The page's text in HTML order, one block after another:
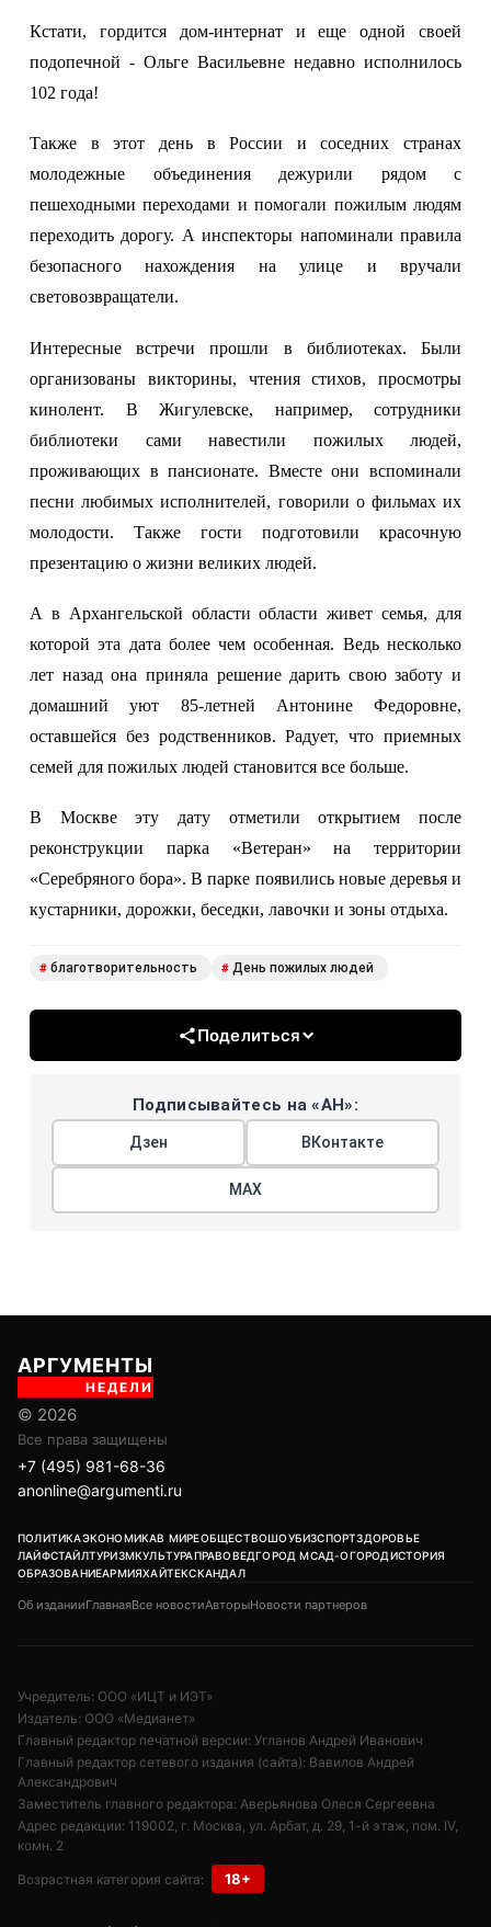
Кстати, гордится дом-интернат и еще одной своей
подопечной - Ольге Васильевне недавно исполнилось
102 года!
Также в этот день в России и соседних странах
молодежные объединения дежурили рядом с
пешеходными переходами и помогали пожилым людям
переходить дорогу. А инспекторы напоминали правила
безопасного нахождения на улице и вручали
световозвращатели.
Интересные встречи прошли в библиотеках. Были
организованы викторины, чтения стихов, просмотры
кинолент. В Жигулевске, например, сотрудники
библиотеки сами навестили пожилых людей,
проживающих в пансионате. Вместе они вспоминали
песни любимых исполнителей, говорили о фильмах их
молодости. Также гости подготовили красочную
презентацию о жизни великих людей.
А в Архангельской области области живет семья, для
которой эта дата более чем особенная. Ведь несколько
лет назад она приняла решение дарить свою заботу и
домашний уют 85-летней Антонине Федоровне,
оставшейся без родственников. Радует, что приемных
семей для пожилых людей становится все больше.
В Москве эту дату отметили открытием после
реконструкции парка «Ветеран» на территории
«Серебряного бора». В парке появились новые деревья и
кустарники, дорожки, беседки, лавочки и зоны отдыха.
# благотворительность # День пожилых людей
Поделиться
Подписывайтесь на «АН»:
Дзен ВКонтакте
МАХ
АРГУМЕНТЫ
НЕДЕЛИ
© 2026
Все права защищены
+7 (495) 981-68-36
anonline@argumenti.ru
ПОЛИТИКАЭКОНОМИКАВ МИРЕОБЩЕСТВОШОУБИЗСПОРТЗДОРОВЬЕ
ЛАЙФСТАЙЛТУРИЗМКУЛЬТУРАПРАВОВЕДГОРОД МСАД-ОГОРОДИСТОРИЯ
ОБРАЗОВАНИЕАРМИЯХАЙТЕКСКАНДАЛ
Об изданииГлавнаяВсе новостиАвторыНовости партнеров
Учредитель: ООО «ИЦТ и ИЭТ»
Издатель: ООО «Медианет»
Главный редактор печатной версии: Угланов Андрей Иванович
Главный редактор сетевого издания (сайта): Вавилов Андрей
Александрович
Заместитель главного редактора: Аверьянова Олеся Сергеевна
Адрес редакции: 119002, г. Москва, ул. Арбат, д. 29, 1-й этаж, пом. IV,
комн. 2
Возрастная категория сайта: 18+